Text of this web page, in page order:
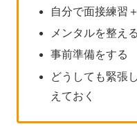
自分で面接練習
メンタルを整える
事前準備をする
どうしても緊張
えておく